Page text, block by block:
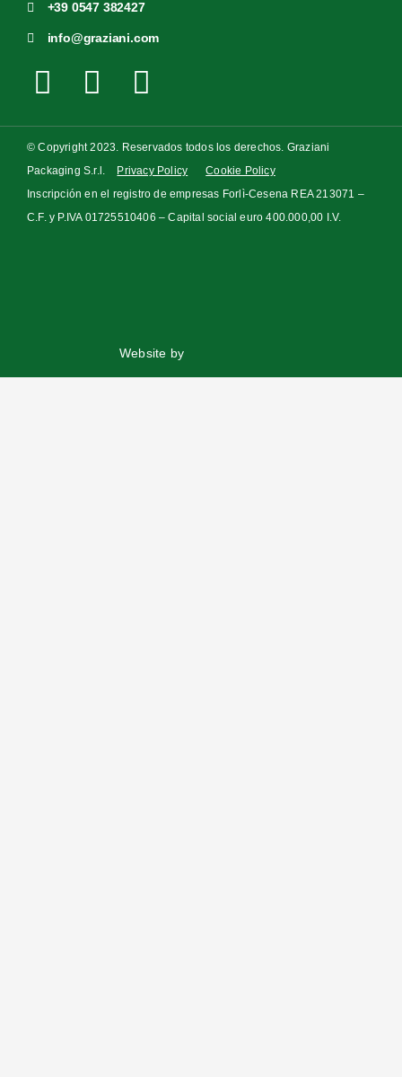
+39 0547 382427
info@graziani.com
© Copyright 2023. Reservados todos los derechos. Graziani
Packaging S.r.l.
Privacy Policy
Cookie Policy
Inscripción en el registro de empresas Forlì-Cesena REA 213071 –
C.F. y P.IVA 01725510406 – Capital social euro 400.000,00 I.V.
Website by